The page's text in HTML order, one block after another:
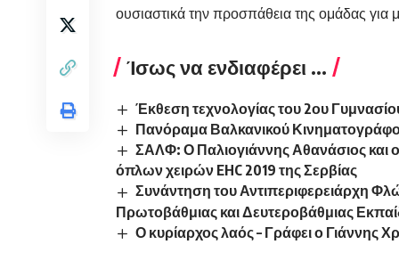
ουσιαστικά την προσπάθεια της ομάδας
Ίσως να ενδιαφέρει ...
Έκθεση τεχνολογίας του 2ου
Πανόραμα Βαλκανικού
ΣΑΛΦ: Ο Παλιογιάννης Αθανάσιος
όπλων χειρών EHC 2019 της Σερβίας
Συνάντηση του Αντιπεριφερειάρχη
Πρωτοβάθμιας και Δευτεροβάθμιας
Ο κυρίαρχος λαός – Γράφει ο Γιάννης